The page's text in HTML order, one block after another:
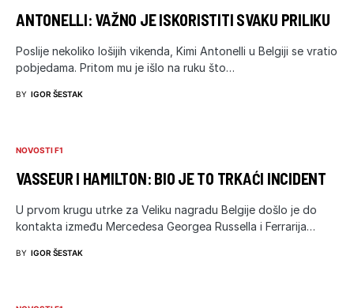
ANTONELLI: VAŽNO JE ISKORISTITI SVAKU PRILIKU
Poslije nekoliko lošijih vikenda, Kimi Antonelli u Belgiji se vratio
pobjedama. Pritom mu je išlo na ruku što…
BY IGOR ŠESTAK
NOVOSTI F1
VASSEUR I HAMILTON: BIO JE TO TRKAĆI INCIDENT
U prvom krugu utrke za Veliku nagradu Belgije došlo je do
kontakta između Mercedesa Georgea Russella i Ferrarija…
BY IGOR ŠESTAK